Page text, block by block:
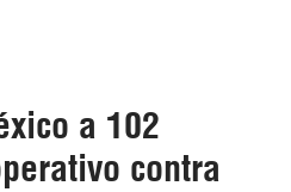
a 102
contra